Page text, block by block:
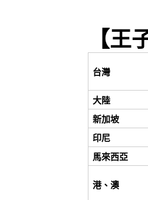
【王
台灣
大陸
新加坡
印尼
馬來西亞
港、澳